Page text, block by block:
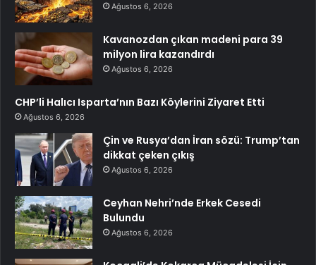
Ağustos 6, 2026
Kavanozdan çıkan madeni para 39
milyon lira kazandırdı
Ağustos 6, 2026
CHP’li Halıcı Isparta’nın Bazı Köylerini Ziyaret Etti
Ağustos 6, 2026
Çin ve Rusya’dan İran sözü: Trump’tan
dikkat çeken çıkış
Ağustos 6, 2026
Ceyhan Nehri’nde Erkek Cesedi
Bulundu
Ağustos 6, 2026